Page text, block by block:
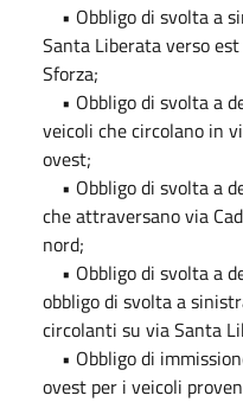
• Obbligo di svolta a
Santa Liberata verso
Sforza;
• Obbligo di svolta a
veicoli che circolano in
ovest;
• Obbligo di svolta a
che attraversano via
nord;
• Obbligo di svolta a
obbligo di svolta a
circolanti su via Santa
• Obbligo di
ovest per i veicoli